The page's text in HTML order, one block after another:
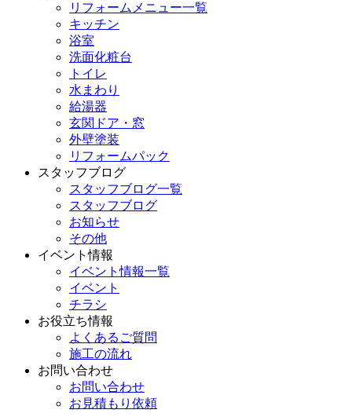
リフォームメニュー一覧
キッチン
浴室
洗面化粧台
トイレ
水まわり
給湯器
玄関ドア・窓
外壁塗装
リフォームパック
スタッフブログ
スタッフブログ一覧
スタッフブログ
お知らせ
その他
イベント情報
イベント情報一覧
イベント
チラシ
お役立ち情報
よくあるご質問
施工の流れ
お問い合わせ
お問い合わせ
お見積もり依頼